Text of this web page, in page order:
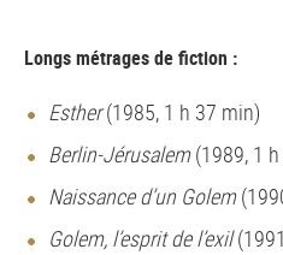
Longs métrages de fiction :
Esther(1985, 1 h 37 min)
Berlin-Jérusalem(1989, 1
Naissance d’un Golem
Golem, l’esprit de l’exil